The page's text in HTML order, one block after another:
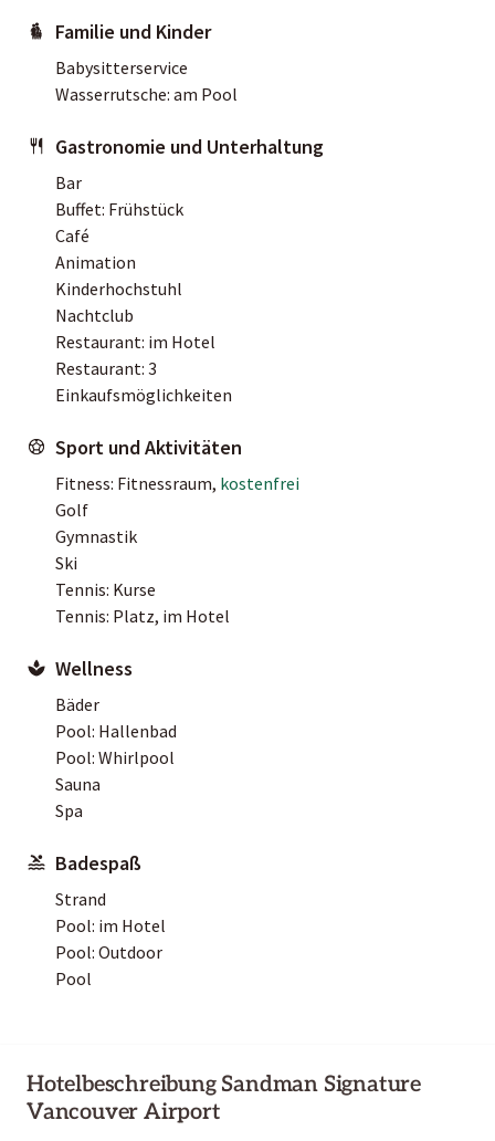
Familie und Kinder
Babysitterservice
Wasserrutsche: am Pool
Gastronomie und Unterhaltung
Bar
Buffet: Frühstück
Café
Animation
Kinderhochstuhl
Nachtclub
Restaurant: im Hotel
Restaurant: 3
Einkaufsmöglichkeiten
Sport und Aktivitäten
Fitness: Fitnessraum, kostenfrei
Golf
Gymnastik
Ski
Tennis: Kurse
Tennis: Platz, im Hotel
Wellness
Bäder
Pool: Hallenbad
Pool: Whirlpool
Sauna
Spa
Badespaß
Strand
Pool: im Hotel
Pool: Outdoor
Pool
Hotelbeschreibung Sandman Signature
Vancouver Airport